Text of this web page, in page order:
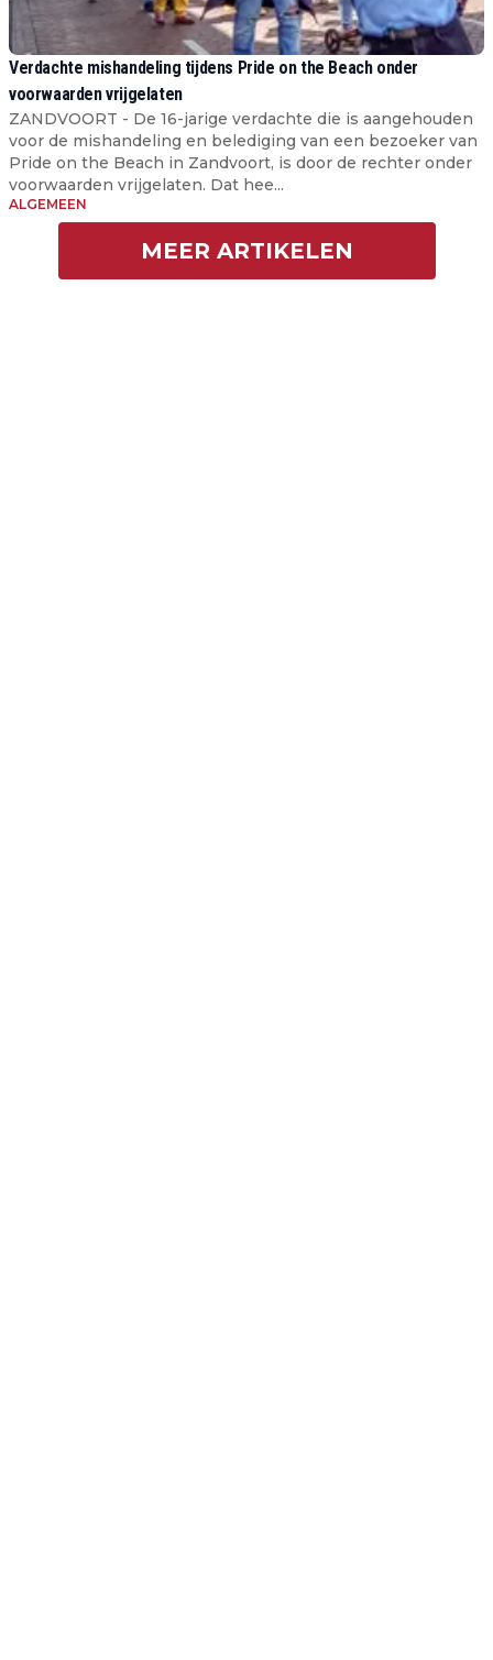
Verdachte mishandeling tijdens Pride on the Beach onder
voorwaarden vrijgelaten
ZANDVOORT - De 16-jarige verdachte die is aangehouden
voor de mishandeling en belediging van een bezoeker van
Pride on the Beach in Zandvoort, is door de rechter onder
voorwaarden vrijgelaten. Dat hee...
ALGEMEEN
MEER ARTIKELEN